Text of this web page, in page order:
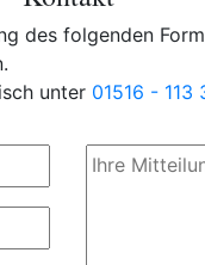
des folgenden
unter 01516 - 113